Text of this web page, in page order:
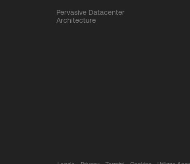
Pervasive Datacenter
Architecture